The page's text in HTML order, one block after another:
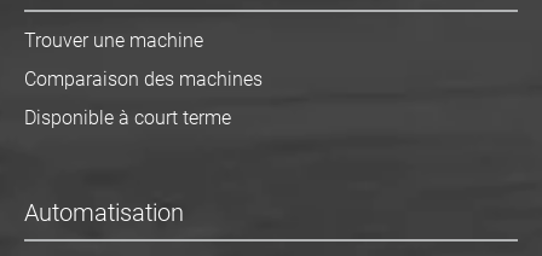
Trouver une machine
Comparaison des machines
Disponible à court terme
Automatisation